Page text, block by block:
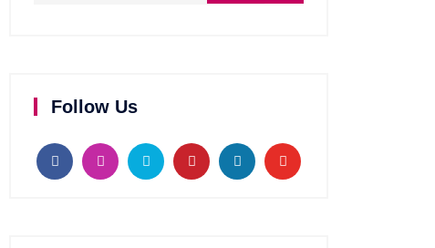
Follow Us